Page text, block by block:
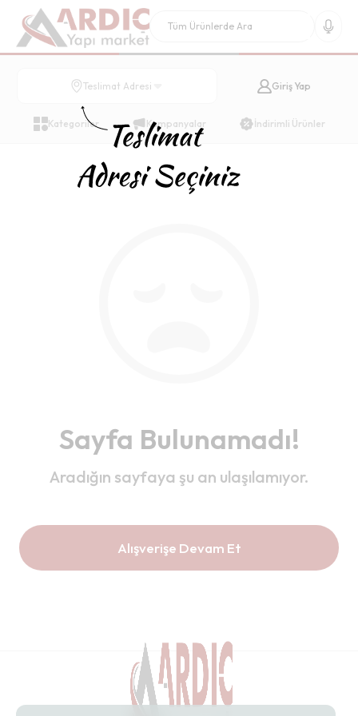
Teslimat Adresi Giriş Yap
Kategoriler Kampanyalar İndirimli Ürünler
Sayfa Bulunamadı!
Aradığın sayfaya şu an ulaşılamıyor.
Alışverişe Devam Et